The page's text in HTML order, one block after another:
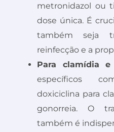
metronidazol ou
dose única. É
também seja
reinfecção e a
Para clamídia e
específicos
doxiciclina para
gonorreia. O
também é